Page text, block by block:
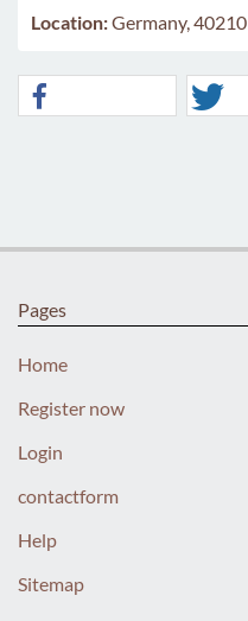
Location:Germany, 40210
Pages
Home
Register now
Login
contactform
Help
Sitemap